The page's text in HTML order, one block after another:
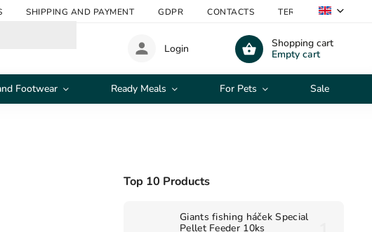
SHIPPING AND PAYMENT GDPR CONTACTS TERMS AND
Shopping cart
Empty cart
Login
Footwear Ready Meals For Pets Sale
Top 10 Products
Giants fishing háček Special
Pellet Feeder 10ks